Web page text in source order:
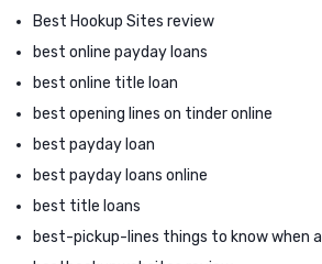
Best Hookup Sites review
best online payday loans
best online title loan
best opening lines on tinder online
best payday loan
best payday loans online
best title loans
best-pickup-lines things to know when a